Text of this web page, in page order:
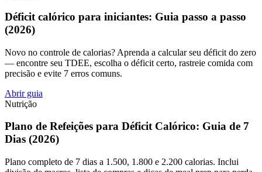
Déficit calórico para iniciantes: Guia passo a passo
(2026)
Novo no controle de calorias? Aprenda a calcular seu déficit do zero
— encontre seu TDEE, escolha o déficit certo, rastreie comida com
precisão e evite 7 erros comuns.
Abrir guia
Nutrição
Plano de Refeições para Déficit Calórico: Guia de 7
Dias (2026)
Plano completo de 7 dias a 1.500, 1.800 e 2.200 calorias. Inclui